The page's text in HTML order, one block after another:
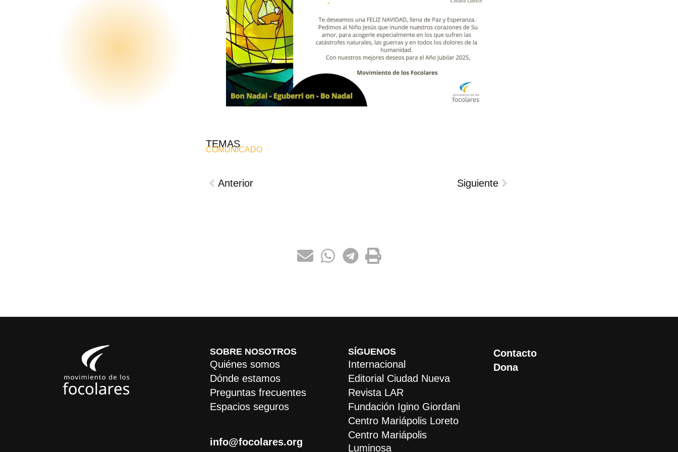
TEMAS
COMUNICADO
Anterior Siguiente
SOBRE NOSOTROS
Quiénes somos
Dónde estamos
Preguntas frecuentes
Espacios seguros
info@focolares.org
SÍGUENOS
Internacional
Editorial Ciudad Nueva
Revista LAR
Fundación Igino Giordani
Centro Mariápolis Loreto
Centro Mariápolis
Luminosa
Contacto
Dona